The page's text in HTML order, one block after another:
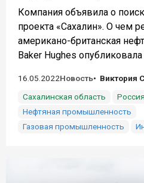
Компания объявила о
проекта «Сахалин». О чем
американо-британская
Baker Hughes
16.05.2022Новость
Виктория
Сахалинская область
Россия
Нефтяная промышленность
Газовая промышленность